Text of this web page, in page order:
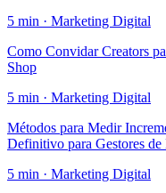
5 min · Marketing Digital
Como Convidar Creators
Shop
5 min · Marketing Digital
Métodos para Medir
Definitivo para Gestores de
5 min · Marketing Digital